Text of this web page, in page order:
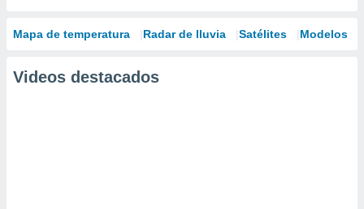
Mapa de temperatura Radar de lluvia Satélites Modelos
Videos destacados